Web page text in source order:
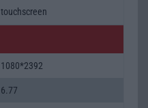
touchscreen
1080*2392
6.77